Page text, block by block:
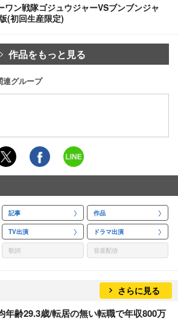
ワン戦隊ゴジュウジャーVSブンブンジャ
(初回生産限定)
作品をもっと見る
連グループ
記事 作品
TV出演 ドラマ出演
歌詞 音楽配信
さらに見る
年齢29.3歳/転居の無い転職で年収800万